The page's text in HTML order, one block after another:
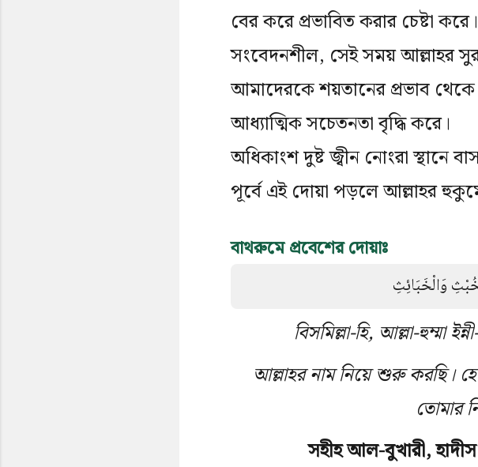
বের করে প্রভাবিত করার চেষ্টা
সংবেদনশীল, সেই সময় আল্লাহর
আমাদেরকে শয়তানের প্রভাব
আধ্যাত্মিক সচেতনতা বৃদ্ধি করে।
অধিকাংশ দুষ্ট জ্বীন নোংরা স্থানে
পূর্বে এই দোয়া পড়লে আল্লাহর
বাথরুমে প্রবেশের দোয়াঃ
وَالْخَبَائِثِ
বিসমিল্লা-হি, আল্লা-হুম্মা
আল্লাহর নাম নিয়ে শুরু করছি।
তোমার
সহীহ আল-বুখারী,